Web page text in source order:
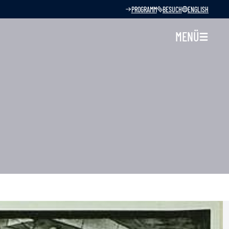
PROGRAMM BESUCH ENGLISH
MENÜ